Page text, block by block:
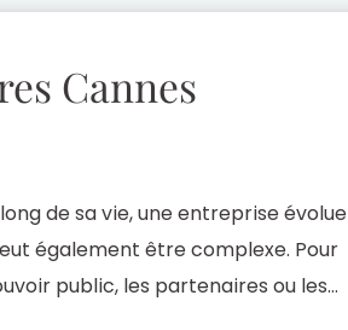
Cannes
de sa vie, une entreprise évolue
également être complexe. Pour
public, les partenaires ou les